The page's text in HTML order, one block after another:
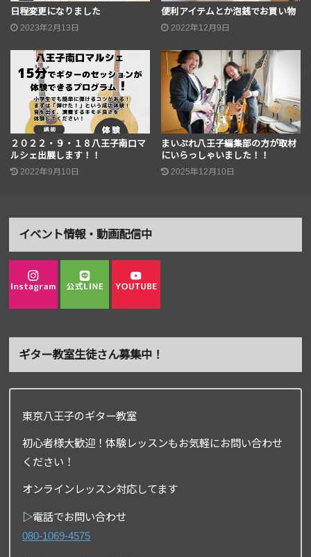
日程変更になりました
2023年2月13日
便利アイテムとか泡銭でお買い物
2022年12月9日
２０２２・９・１８八王子南口マ
ルシェ出展します！！
2022年9月10日
まいぷれ八王子編集部の方が取材
にいらっしゃいました！！
2025年12月10日
イベント情報・動画配信中
ギター教室生徒さん募集中！
東京八王子のギター教室
初心者様大歓迎！体験レッスンもお気軽にお問い合わせ
ください！
オンラインレッスン対応してます
▷電話でお問い合わせ
080-1069-4575